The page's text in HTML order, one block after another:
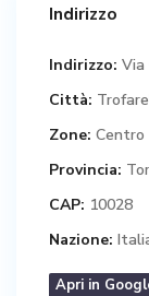
Indirizzo
Indirizzo: Via
Città:
Zone: Centro
Provincia:
CAP: 10028
Nazione:
Apri in